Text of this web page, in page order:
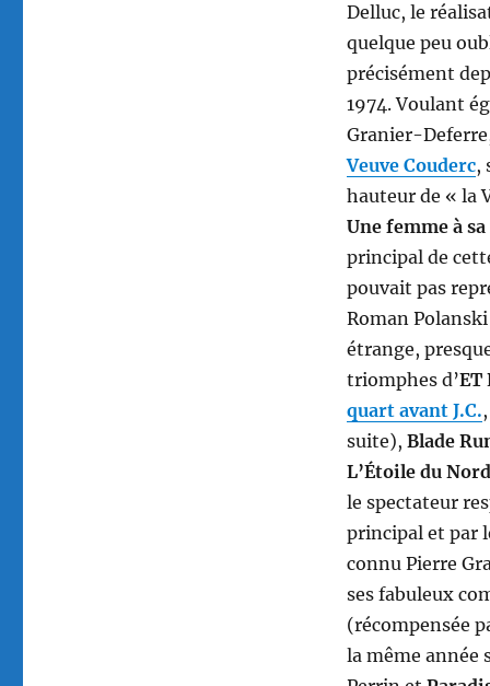
Delluc, le
quelque peu
précisément
1974. Voulant
Granier-
Veuve Couderc,
hauteur de « la
Une femme à
principal de
pouvait pas
Roman
étrange,
triomphes d’ET
quart avant J.C.,
suite), Blade
L’Étoile du Nord
le spectateur
principal et par
connu Pierre
ses fabuleux
(récompensée
la même année